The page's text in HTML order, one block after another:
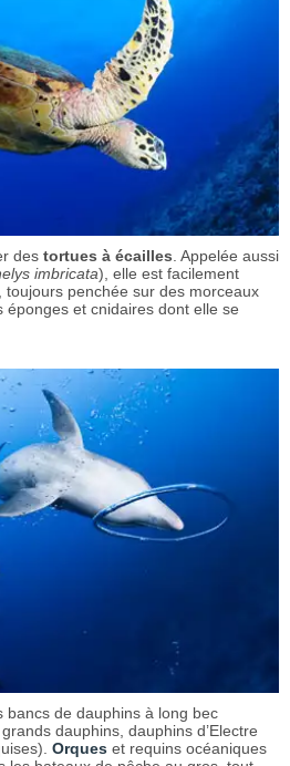
des tortues à écailles . Appelée aussi
imbricata), elle est facilement
penchée sur des morceaux
et cnidaires dont elle se
bancs de dauphins à long bec
dauphins, dauphins d’Electre
Orques et requins océaniques